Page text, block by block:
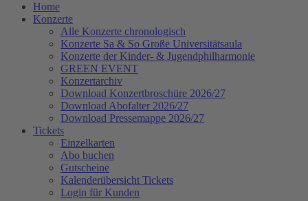
Home
Konzerte
Alle Konzerte chronologisch
Konzerte Sa & So Große Universitätsaula
Konzerte der Kinder- & Jugendphilharmonie
GREEN EVENT
Konzertarchiv
Download Konzertbroschüre 2026/27
Download Abofalter 2026/27
Download Pressemappe 2026/27
Tickets
Einzelkarten
Abo buchen
Gutscheine
Kalenderübersicht Tickets
Login für Kunden